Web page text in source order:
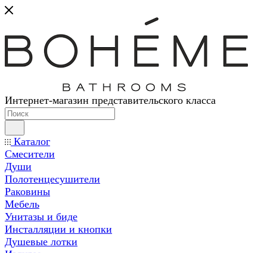
Интернет-магазин представительского класса
Каталог
Смесители
Души
Полотенцесушители
Раковины
Мебель
Унитазы и биде
Инсталляции и кнопки
Душевые лотки